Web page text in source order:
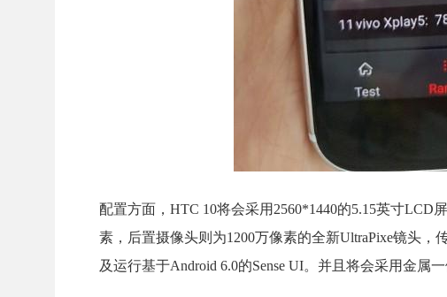
配置方面，HTC 10将会采用2560*1440的5.15英寸
素，后置摄像头则为1200万像素的全新UltraPixe镜头，
及运行基于Android 6.0的Sense UI。并且将会采用金属